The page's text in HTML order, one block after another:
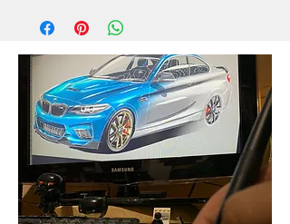
aprox. 5 dias úteis, após a confirmação de
compra.
Após a produçao, seguimos com o envio
no endereço que nos for informado na
compra ou disponibilizaremos para retirada
caso seja sua opção de compra.